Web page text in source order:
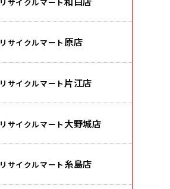
リサイクルマート 原店
リサイクルマート片江店
リサイクルマート 大野城店
リサイクルマート 糸島店